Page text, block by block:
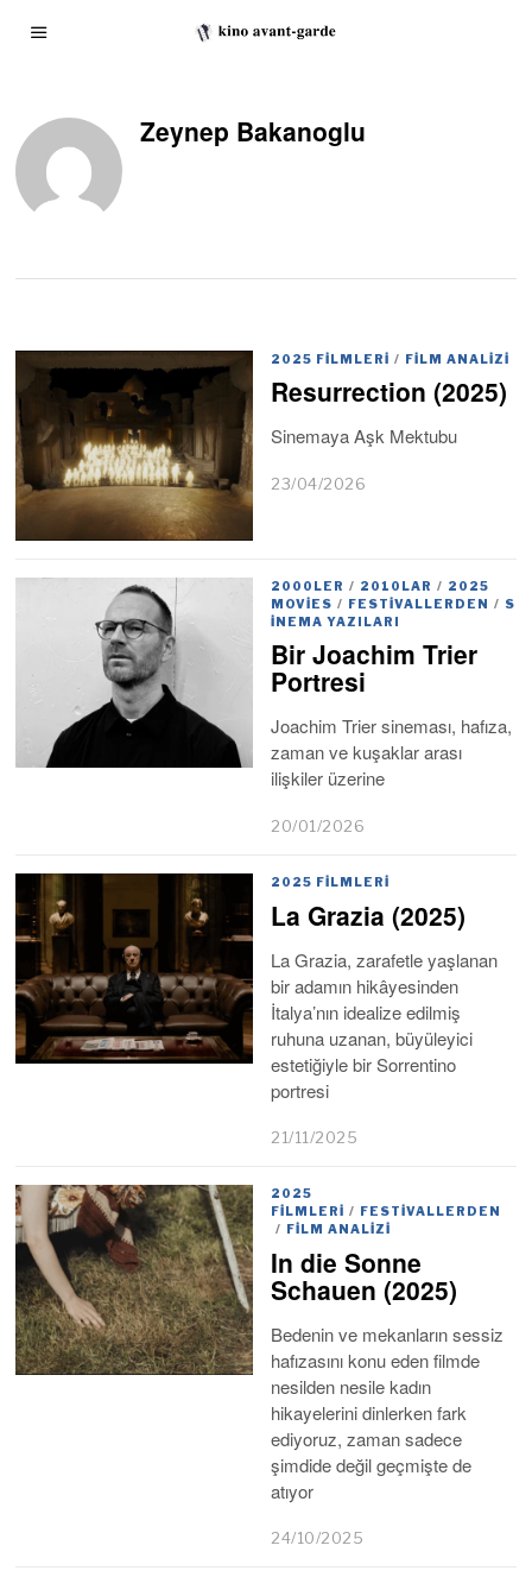
Zeynep Bakanoglu
2025 FILMLERI / FILM ANALIZI
Resurrection (2025)
Sinemaya Aşk Mektubu
23/04/2026
2000LER / 2010LAR / 2025
MOVIES / FESTIVALLERDEN / S
INEMA YAZILARI
Bir Joachim Trier
Portresi
Joachim Trier sineması, hafıza,
zaman ve kuşaklar arası
ilişkiler üzerine
20/01/2026
2025 FILMLERI
La Grazia (2025)
La Grazia, zarafetle yaşlanan
bir adamın hikâyesinden
İtalya’nın idealize edilmiş
ruhuna uzanan, büyüleyici
estetiğiyle bir Sorrentino
portresi
21/11/2025
2025
FILMLERI /
FESTIVALLERDEN
/
FILM ANALIZI
In die Sonne
Schauen (2025)
Bedenin ve mekanların sessiz
hafızasını konu eden filmde
nesilden nesile kadın
hikayelerini dinlerken fark
ediyoruz, zaman sadece
şimdide değil geçmişte de
atıyor
24/10/2025